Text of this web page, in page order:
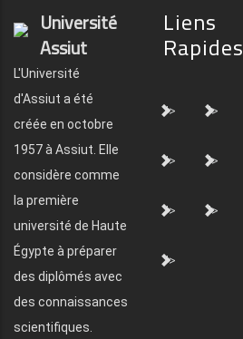
Université
Assiut
L'Université
d'Assiut a été
créée en octobre
1957 à Assiut. Elle
considère comme
la première
université de Haute
Égypte à préparer
des diplômés avec
des connaissances
scientifiques.
Liens
Rapides
"> ">
"> ">
"> ">
">